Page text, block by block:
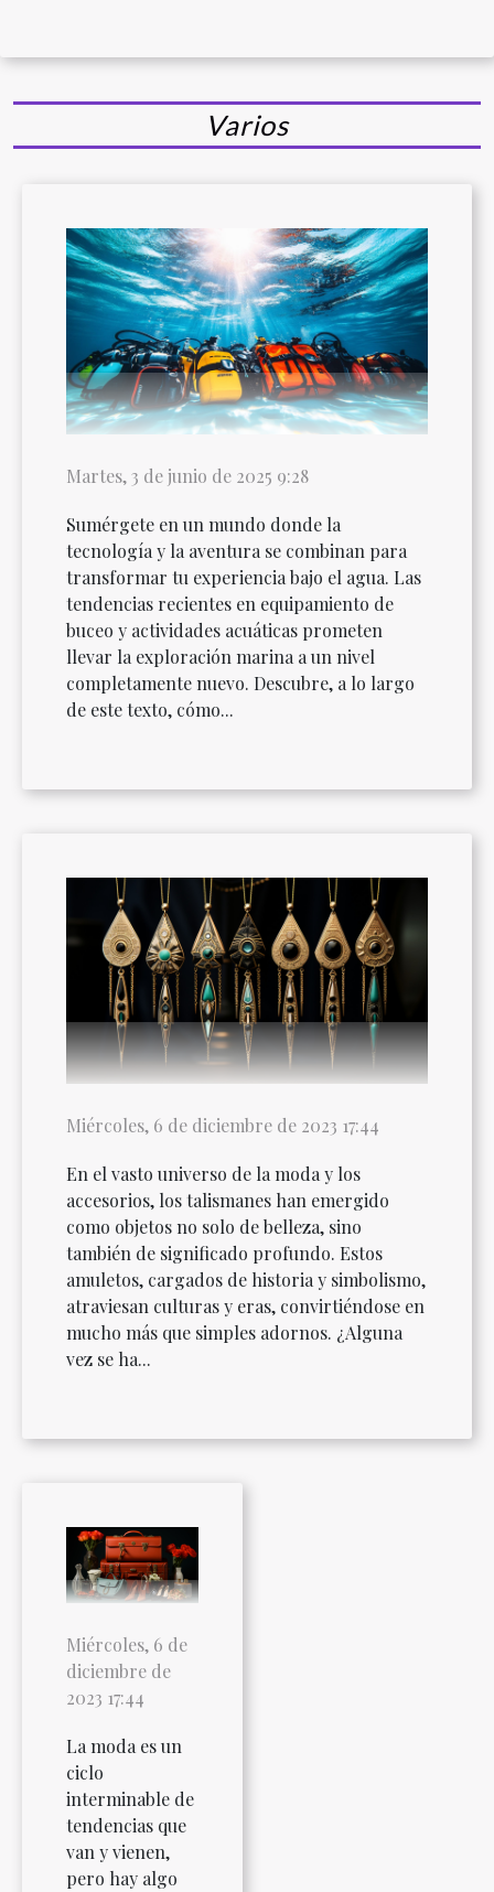
Varios
Martes, 3 de junio de 2025 9:28
Sumérgete en un mundo donde la
tecnología y la aventura se combinan para
transformar tu experiencia bajo el agua. Las
tendencias recientes en equipamiento de
buceo y actividades acuáticas prometen
llevar la exploración marina a un nivel
completamente nuevo. Descubre, a lo largo
de este texto, cómo...
Miércoles, 6 de diciembre de 2023 17:44
En el vasto universo de la moda y los
accesorios, los talismanes han emergido
como objetos no solo de belleza, sino
también de significado profundo. Estos
amuletos, cargados de historia y simbolismo,
atraviesan culturas y eras, convirtiéndose en
mucho más que simples adornos. ¿Alguna
vez se ha...
Miércoles, 6 de
diciembre de
2023 17:44
La moda es un
ciclo
interminable de
tendencias que
van y vienen,
pero hay algo